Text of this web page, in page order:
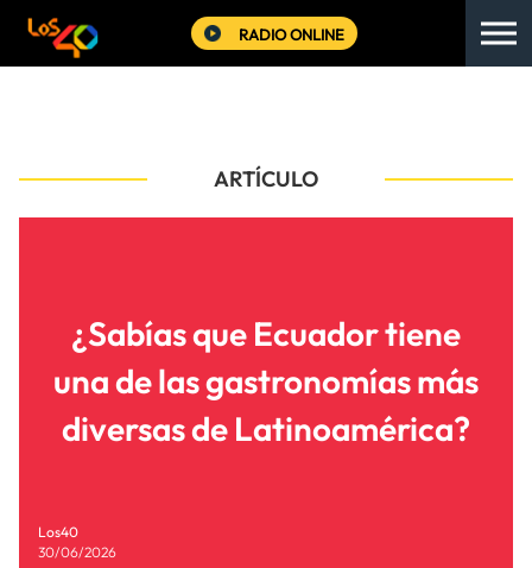
RADIO ONLINE
ARTÍCULO
¿Sabías que Ecuador tiene
una de las gastronomías más
diversas de Latinoamérica?
Los40
30/06/2026